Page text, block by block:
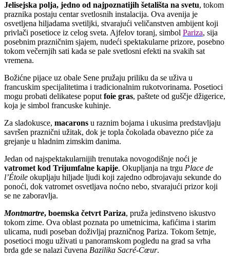
Jelisejska polja, jedno od najpoznatijih šetališta na svetu, tokom
praznika postaju centar svetlosnih instalacija. Ova avenija je
osvetljena hiljadama svetiljki, stvarajući veličanstven ambijent koji
privlači posetioce iz celog sveta. Ajfelov toranj, simbol Pariza, sija
posebnim prazničnim sjajem, nudeći spektakularne prizore, posebno
tokom večernjih sati kada se pale svetlosni efekti na svakih sat
vremena.
Božićne pijace uz obale Sene pružaju priliku da se uživa u
francuskim specijalitetima i tradicionalnim rukotvorinama. Posetioci
mogu probati delikatese poputfoie gras, paštete od guščje džigerice,
koja je simbol francuske kuhinje.
Za sladokusce, macarons u raznim bojama i ukusima predstavljaju
savršen praznični užitak, dok je topla čokolada obavezno piće za
grejanje u hladnim zimskim danima.
Jedan od najspektakularnijih trenutaka novogodišnje noći je
vatromet kod Trijumfalne kapije. Okupljanja na trgu Place de
l’Étoile okupljaju hiljade ljudi koji zajedno odbrojavaju sekunde do
ponoći, dok vatromet osvetljava noćno nebo, stvarajući prizor koji
se ne zaboravlja.
Montmartre, boemska četvrt Pariza, pruža jedinstveno iskustvo
tokom zime. Ova oblast poznata po umetnicima, kafićima i starim
ulicama, nudi poseban doživljaj prazničnog Pariza. Tokom šetnje,
posetioci mogu uživati u panoramskom pogledu na grad sa vrha
brda gde se nalazi čuvena Bazilika Sacré-Cœur.